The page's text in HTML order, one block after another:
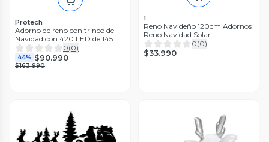
Protech
Adorno de reno con trineo de
Navidad con 420 LED de 145
cm blanco
0(0)
44% $90.990
$163.990
1
Reno Navideño 120cm Adornos
Reno Navidad Solar
0(0)
$33.990